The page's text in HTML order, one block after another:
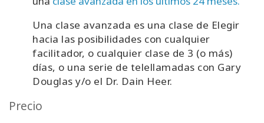
Una clase avanzada es una clase de Elegir
hacia las posibilidades con cualquier
facilitador, o cualquier clase de 3 (o más)
días, o una serie de telellamadas con Gary
Douglas y/o el Dr. Dain Heer.
Precio